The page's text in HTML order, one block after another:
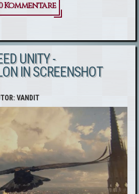
wird
Kommentare
UNITY -
IN SCREENSHOT E
VANDIT